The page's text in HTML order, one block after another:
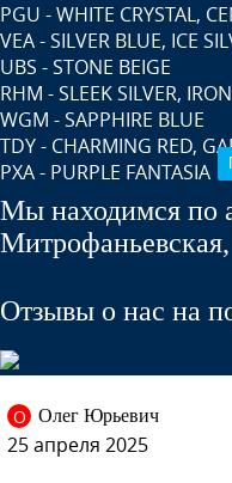
PGU - WHITE CRYSTAL,
VEA - SILVER BLUE, ICE
UBS - STONE BEIGE
RHM - SLEEK SILVER,
WGM - SAPPHIRE BLUE
TDY - CHARMING RED,
PXA - PURPLE FANTASIA
SAE - CARBON GREY,
MZH - PHANTOM BLACK,
R9A - VITAMIN C
ZD6 - DAZZLING BLUE,
PGU - WHITE CRYSTAL
Мы находимся по
Отзывы о нас на
О Олег Юрьевич
25 апреля 2025